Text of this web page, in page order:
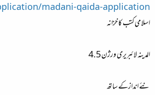
madani-qaida-application
اسلامی کتب کا خزانہ
المدینہ لائبریری ورژن 4.5
نئے اندازکے ساتھ